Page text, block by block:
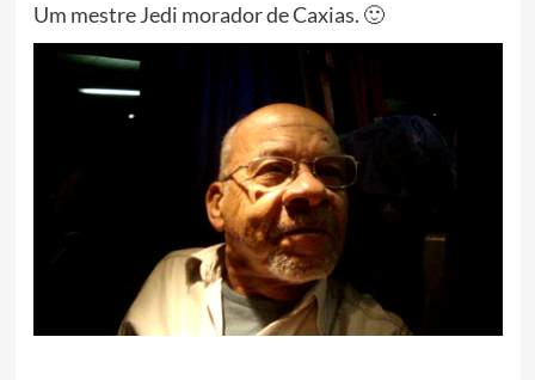
Um mestre Jedi morador de Caxias. 🙂